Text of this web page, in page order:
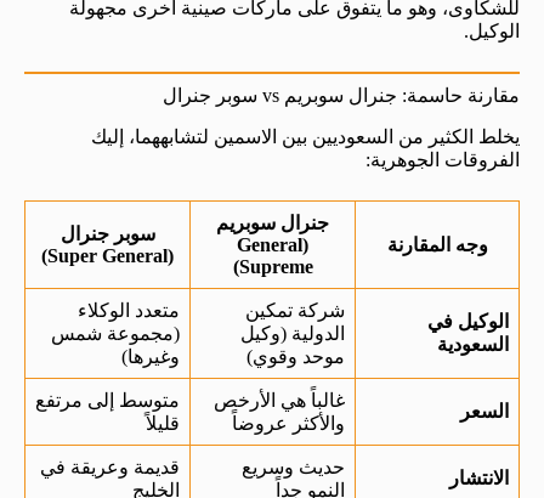
للشكاوى، وهو ما يتفوق على ماركات صينية أخرى مجهولة
الوكيل.
مقارنة حاسمة: جنرال سوبريم vs سوبر جنرال
يخلط الكثير من السعوديين بين الاسمين لتشابههما، إليك
الفروقات الجوهرية:
وجه المقارنة
جنرال سوبريم
(General
Supreme)
سوبر جنرال
(Super General)
الوكيل في
السعودية
شركة تمكين
الدولية (وكيل
موحد وقوي)
متعدد الوكلاء
(مجموعة شمس
وغيرها)
السعر
غالباً هي الأرخص
والأكثر عروضاً
متوسط إلى مرتفع
قليلاً
الانتشار
حديث وسريع
النمو جداً
قديمة وعريقة في
الخليج